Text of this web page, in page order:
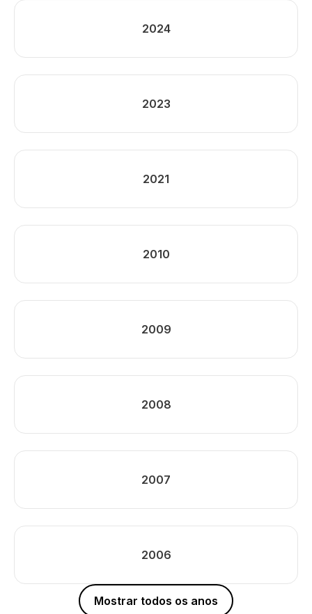
2024
2023
2021
2010
2009
2008
2007
2006
Mostrar todos os anos